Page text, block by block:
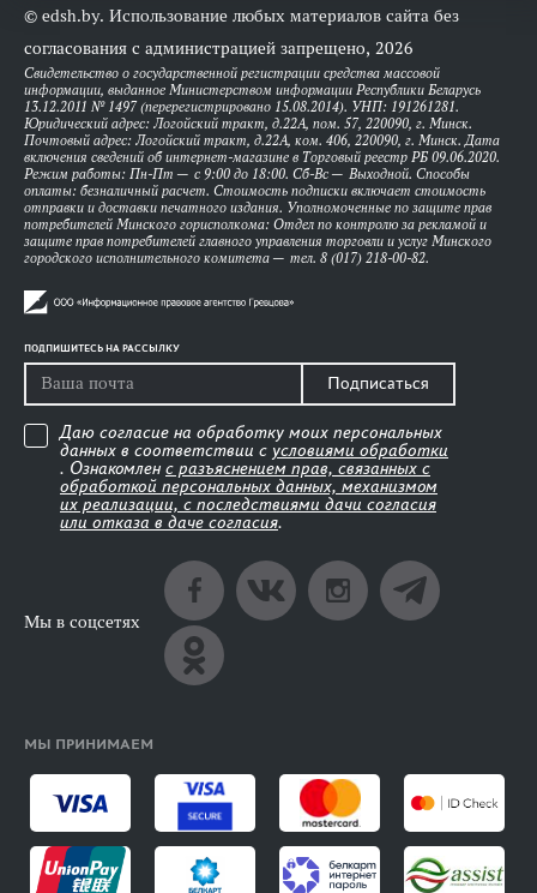
© edsh.by. Использование любых материалов сайта без
согласования с администрацией запрещено, 2026
Свидетельство о государственной регистрации средства массовой
информации, выданное Министерством информации Республики Беларусь
13.12.2011 № 1497 (перерегистрировано 15.08.2014). УНП: 191261281.
Юридический адрес: Логойский тракт, д.22А, пом. 57, 220090, г. Минск.
Почтовый адрес: Логойский тракт, д.22А, ком. 406, 220090, г. Минск. Дата
включения сведений об интернет-магазине в Торговый реестр РБ 09.06.2020.
Режим работы: Пн-Пт — с 9:00 до 18:00. Сб-Вс — Выходной. Способы
оплаты: безналичный расчет. Стоимость подписки включает стоимость
отправки и доставки печатного издания. Уполномоченные по защите прав
потребителей Минского горисполкома: Отдел по контролю за рекламой и
защите прав потребителей главного управления торговли и услуг Минского
городского исполнительного комитета — тел. 8 (017) 218-00-82.
ПОДПИШИТЕСЬ НА РАССЫЛКУ
Подписаться
Даю согласие на обработку моих персональных
данных в соответствии с условиями обработки
. Ознакомлен с разъяснением прав, связанных с
обработкой персональных данных, механизмом
их реализации, с последствиями дачи согласия
или отказа в даче согласия.
Мы в соцсетях
МЫ ПРИНИМАЕМ